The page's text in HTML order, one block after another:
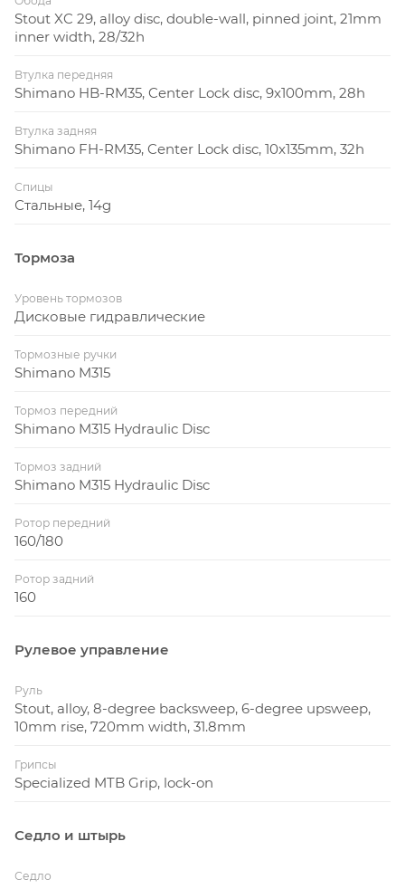
Stout XC 29, alloy disc, double-wall, pinned joint, 21mm
inner width, 28/32h
Втулка передняя
Shimano HB-RM35, Center Lock disc, 9x100mm, 28h
Втулка задняя
Shimano FH-RM35, Center Lock disc, 10x135mm, 32h
Спицы
Стальные, 14g
Тормоза
Уровень тормозов
Дисковые гидравлические
Тормозные ручки
Shimano M315
Тормоз передний
Shimano M315 Hydraulic Disc
Тормоз задний
Shimano M315 Hydraulic Disc
Ротор передний
160/180
Ротор задний
160
Рулевое управление
Руль
Stout, alloy, 8-degree backsweep, 6-degree upsweep,
10mm rise, 720mm width, 31.8mm
Грипсы
Specialized MTB Grip, lock-on
Седло и штырь
Седло